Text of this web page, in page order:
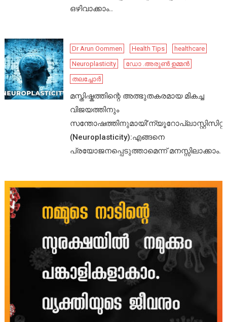
ഒഴിവാക്കാം..
Dr Arun Oommen Health Tips
healthcare
Neuroplasticity
ഡോ .അരുൺ ഉമ്മൻ
തലച്ചോർ
മസ്തിഷ്കത്തിന്റെ അത്ഭുതകരമായ മികച്ച
വിജയത്തിനും
സന്തോഷത്തിനുമായി’ന്യൂറോപ്ലാസ്റ്റിസിറ്റി’
(Neuroplasticity):എങ്ങനെ
പ്രയോജനപ്പെടുത്താമെന്ന് മനസ്സിലാക്കാം.